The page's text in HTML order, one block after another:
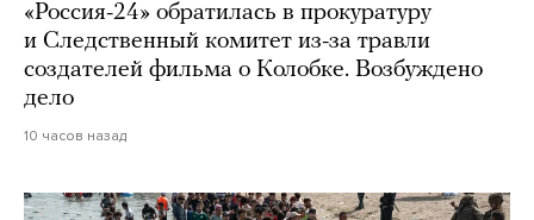
«Россия-24» обратилась в прокуратуру
и Следственный комитет из-за травли
создателей фильма о Колобке. Возбуждено
дело
10 часов назад